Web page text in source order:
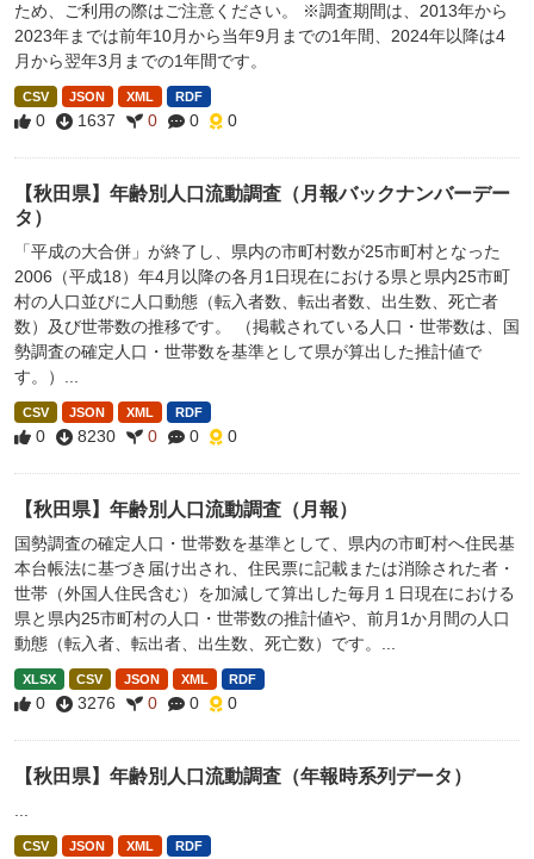
ため、ご利用の際はご注意ください。 ※調査期間は、2013年から
2023年までは前年10月から当年9月までの1年間、2024年以降は4
月から翌年3月までの1年間です。
CSV JSON XML RDF
0 1637 0 0 0
【秋田県】年齢別人口流動調査（月報バックナンバーデー
タ）
「平成の大合併」が終了し、県内の市町村数が25市町村となった
2006（平成18）年4月以降の各月1日現在における県と県内25市町
村の人口並びに人口動態（転入者数、転出者数、出生数、死亡者
数）及び世帯数の推移です。 （掲載されている人口・世帯数は、国
勢調査の確定人口・世帯数を基準として県が算出した推計値で
す。）...
CSV JSON XML RDF
0 8230 0 0 0
【秋田県】年齢別人口流動調査（月報）
国勢調査の確定人口・世帯数を基準として、県内の市町村へ住民基
本台帳法に基づき届け出され、住民票に記載または消除された者・
世帯（外国人住民含む）を加減して算出した毎月１日現在における
県と県内25市町村の人口・世帯数の推計値や、前月1か月間の人口
動態（転入者、転出者、出生数、死亡数）です。...
XLSX CSV JSON XML RDF
0 3276 0 0 0
【秋田県】年齢別人口流動調査（年報時系列データ）
CSV JSON XML RDF